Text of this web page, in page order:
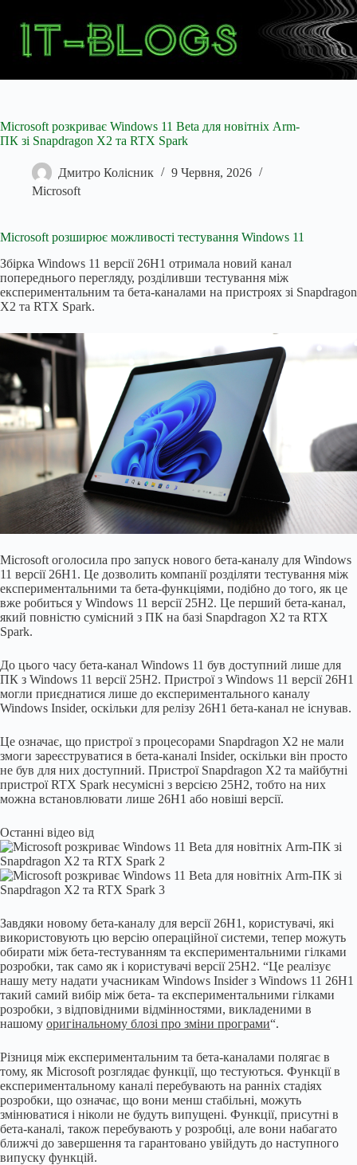
Microsoft розкриває Windows 11 Beta для новітніх Arm-
ПК зі Snapdragon X2 та RTX Spark
Дмитро Колісник
9 Червня, 2026
Microsoft
Microsoft розширює можливості тестування Windows 11
Збірка Windows 11 версії 26H1 отримала новий канал
попереднього перегляду, розділивши тестування між
експериментальним та бета-каналами на пристроях зі Snapdragon
X2 та RTX Spark.
Microsoft оголосила про запуск нового бета-каналу для Windows
11 версії 26H1. Це дозволить компанії розділяти тестування між
експериментальними та бета-функціями, подібно до того, як це
вже робиться у Windows 11 версії 25H2. Це перший бета-канал,
який повністю сумісний з ПК на базі Snapdragon X2 та RTX
Spark.
До цього часу бета-канал Windows 11 був доступний лише для
ПК з Windows 11 версії 25H2. Пристрої з Windows 11 версії 26H1
могли приєднатися лише до експериментального каналу
Windows Insider, оскільки для релізу 26H1 бета-канал не існував.
Це означає, що пристрої з процесорами Snapdragon X2 не мали
змоги зареєструватися в бета-каналі Insider, оскільки він просто
не був для них доступний. Пристрої Snapdragon X2 та майбутні
пристрої RTX Spark несумісні з версією 25H2, тобто на них
можна встановлювати лише 26H1 або новіші версії.
Останні відео від
Завдяки новому бета-каналу для версії 26H1, користувачі, які
використовують цю версію операційної системи, тепер можуть
обирати між бета-тестуванням та експериментальними гілками
розробки, так само як і користувачі версії 25H2. “Це реалізує
нашу мету надати учасникам Windows Insider з Windows 11 26H1
такий самий вибір між бета- та експериментальними гілками
розробки, з відповідними відмінностями, викладеними в
нашому оригінальному блозі про зміни програми“.
Різниця між експериментальним та бета-каналами полягає в
тому, як Microsoft розглядає функції, що тестуються. Функції в
експериментальному каналі перебувають на ранніх стадіях
розробки, що означає, що вони менш стабільні, можуть
змінюватися і ніколи не будуть випущені. Функції, присутні в
бета-каналі, також перебувають у розробці, але вони набагато
ближчі до завершення та гарантовано увійдуть до наступного
випуску функцій.